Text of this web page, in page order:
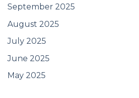
September 2025
August 2025
July 2025
June 2025
May 2025